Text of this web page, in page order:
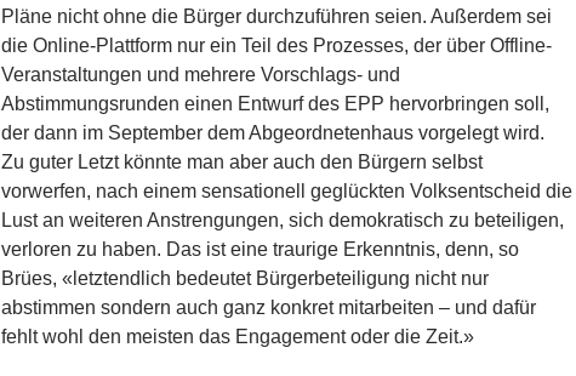
Pläne nicht ohne die Bürger durchzuführen seien. Außerdem sei
die Online-Plattform nur ein Teil des Prozesses, der über Offline-
Veranstaltungen und mehrere Vorschlags- und
Abstimmungsrunden einen Entwurf des EPP hervorbringen soll,
der dann im September dem Abgeordnetenhaus vorgelegt wird.
Zu guter Letzt könnte man aber auch den Bürgern selbst
vorwerfen, nach einem sensationell geglückten Volksentscheid die
Lust an weiteren Anstrengungen, sich demokratisch zu beteiligen,
verloren zu haben. Das ist eine traurige Erkenntnis, denn, so
Brües, «letztendlich bedeutet Bürgerbeteiligung nicht nur
abstimmen sondern auch ganz konkret mitarbeiten – und dafür
fehlt wohl den meisten das Engagement oder die Zeit.»